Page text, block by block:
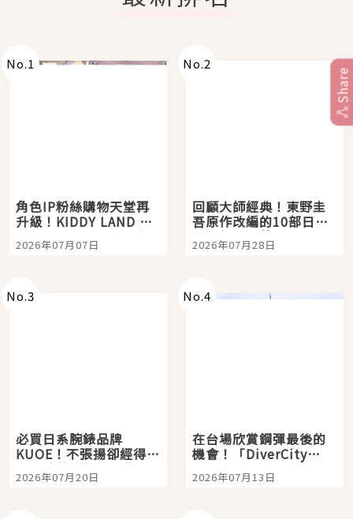
No.1
角色IP粉絲購物天堂再
升級！KIDDY LAND 原
宿店吉伊卡哇迎客，新
開幕 OMOKADO 店3分
2026年07月07日
No.2
回顧大師經典！東野圭
吾原作改編的10部日本
影視作品推薦
2026年07月28日
No.3
必買日系腕錶品牌
KUOE！不張揚卻經得起
時間洗鍊的經典之作五
選
2026年07月20日
No.4
在台場欣賞鋼彈最後的
機會！「DiverCity
Tokyo Plaza」搭船、
購物、美食及夜景，一
2026年07月13日
Share